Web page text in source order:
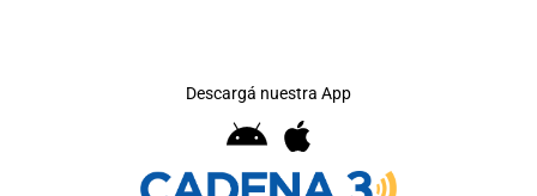
Descargá nuestra App